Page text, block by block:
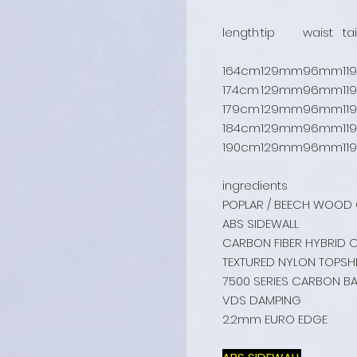
lengthtip waist
164cm129mm96mm
174cm129mm96mm
179cm129mm96mm
184cm129mm96mm
190cm129mm96mm
ingredients
POPLAR / BEECH WOOD
ABS SIDEWALL
CARBON FIBER HYBRID
TEXTURED NYLON
7500 SERIES CARBON
VDS DAMPING
2.2mm EURO EDGE